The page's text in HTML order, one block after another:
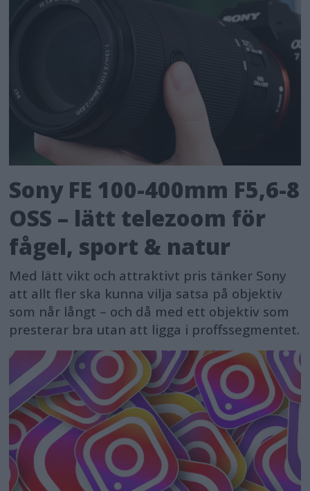
Sony FE 100-400mm F5,6-8
OSS – lätt telezoom för
fågel, sport & natur
Med lätt vikt och attraktivt pris tänker Sony
att allt fler ska kunna vilja satsa på objektiv
som når långt – och då med ett objektiv som
presterar bra utan att ligga i proffssegmentet.